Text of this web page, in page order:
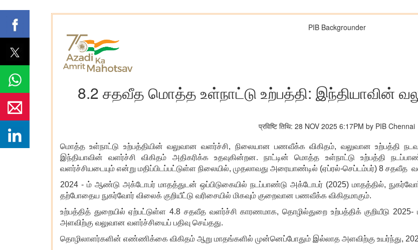
PIB Backgrounder
8.2 சதவீத மொத்த உள்நாட்டு உற்பத்தி: இந்தியாவின்
प्रविष्टि तिथि: 28 NOV 2025 6:17PM by PIB Chennai
மொத்த உள்நாட்டு உற்பத்தியின் வலுவான வளர்ச்சி, நிலையான பணவீக்க விகிதம், வலுவான உற்பத்தி
இந்தியாவின் வளர்ச்சி விகிதம் அதிகரிக்க உதவுகின்றன. நாட்டின் மொத்த உள்நாட்டு உற்பத்தி
வளர்ச்சியடையும் என்று மதிப்பிடப்பட்டுள்ள நிலையில், முதலாவது அரையாண்டில் (ஏப்ரல்-செப்டம்பர்) 8 சதவீத
2024 - ம் ஆண்டு அக்டோபர் மாதத்துடன் ஒப்பிடுகையில் நடப்பாண்டு அக்டோபர் (2025) மாதத்தில்,
தற்போதைய நுகர்வோர் விலைக் குறியீட்டு வரிசையில் மிகவும் குறைவான பணவீக்க விகிதமாகும்.
உற்பத்தித் துறையில் ஏற்பட்டுள்ள4.8 சதவீத வளர்ச்சி காரணமாக, தொழில்துறை உற்பத்திக் குறியீடு
அளவிற்கு வலுவான வளர்ச்சியைப் பதிவு செய்தது.
தொழிலாளர்களின் எண்ணிக்கை விகிதம் ஆறு மாதங்களில் முன்னெப்போதும் இல்லாத அளவிற்கு உயர்ந்து,